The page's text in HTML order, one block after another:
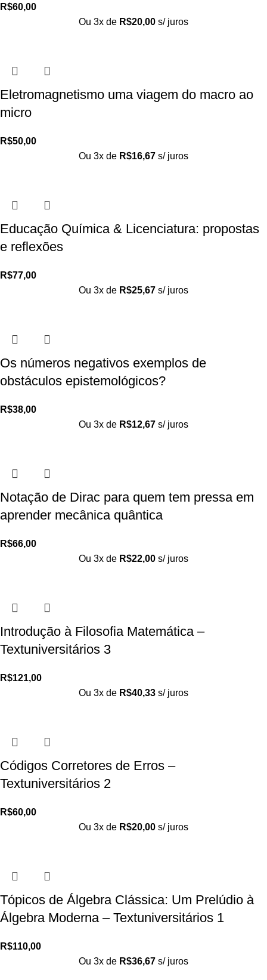
R$60,00
Ou 3x de R$20,00 s/ juros
Eletromagnetismo uma viagem do macro ao
micro
R$50,00
Ou 3x de R$16,67 s/ juros
Educação Química & Licenciatura: propostas
e reflexões
R$77,00
Ou 3x de R$25,67 s/ juros
Os números negativos exemplos de
obstáculos epistemológicos?
R$38,00
Ou 3x de R$12,67 s/ juros
Notação de Dirac para quem tem pressa em
aprender mecânica quântica
R$66,00
Ou 3x de R$22,00 s/ juros
Introdução à Filosofia Matemática –
Textuniversitários 3
R$121,00
Ou 3x de R$40,33 s/ juros
Códigos Corretores de Erros –
Textuniversitários 2
R$60,00
Ou 3x de R$20,00 s/ juros
Tópicos de Álgebra Clássica: Um Prelúdio à
Álgebra Moderna – Textuniversitários 1
R$110,00
Ou 3x de R$36,67 s/ juros